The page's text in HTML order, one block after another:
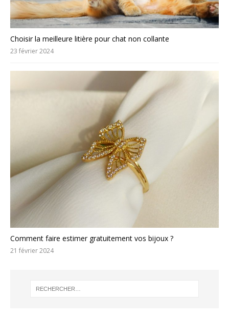
Choisir la meilleure litière pour chat non collante
23 février 2024
Comment faire estimer gratuitement vos bijoux ?
21 février 2024